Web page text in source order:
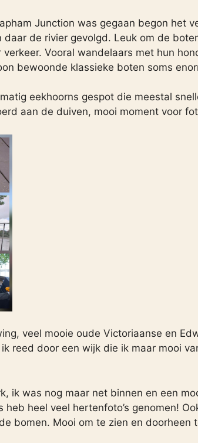
Junction was gegaan begon het
de rivier gevolgd. Leuk om de
Vooral wandelaars met hun
bewoonde klassieke boten soms
eekhoorns gespot die meestal
aan de duiven, mooi moment voor
veel mooie oude Victoriaanse en
reed door een wijk die ik maar mooi
ik was nog maar net binnen en een
heel veel hertenfoto’s genomen!
bomen. Mooi om te zien en doorheen